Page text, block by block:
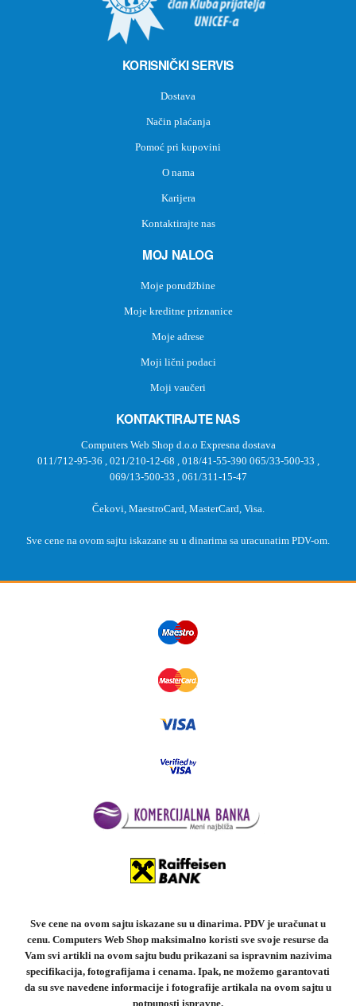
KORISNIČKI SERVIS
Dostava
Način plaćanja
Pomoć pri kupovini
O nama
Karijera
Kontaktirajte nas
MOJ NALOG
Moje porudžbine
Moje kreditne priznanice
Moje adrese
Moji lični podaci
Moji vaučeri
KONTAKTIRAJTE NAS
Computers Web Shop d.o.o Expresna dostava
011/712-95-36 , 021/210-12-68 , 018/41-55-390 065/33-500-33 ,
069/13-500-33 , 061/311-15-47
Čekovi, MaestroCard, MasterCard, Visa.
Sve cene na ovom sajtu iskazane su u dinarima sa uracunatim PDV-om.
Sve cene na ovom sajtu iskazane su u dinarima. PDV je uračunat u
cenu. Computers Web Shop maksimalno koristi sve svoje resurse da
Vam svi artikli na ovom sajtu budu prikazani sa ispravnim nazivima
specifikacija, fotografijama i cenama. Ipak, ne možemo garantovati
da su sve navedene informacije i fotografije artikala na ovom sajtu u
potpunosti ispravne.